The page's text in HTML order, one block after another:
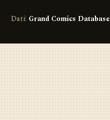
Dati: Grand Comics Database